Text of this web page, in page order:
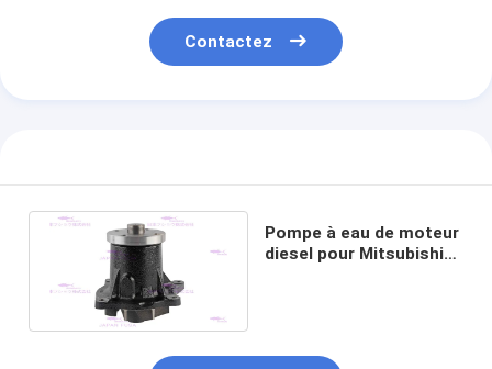
Contactez
Pompe à eau de moteur
diesel pour Mitsubishi